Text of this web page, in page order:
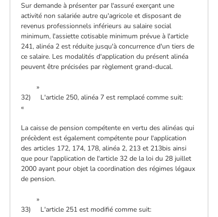
Sur demande à présenter par l'assuré exerçant une
activité non salariée autre qu'agricole et disposant de
revenus professionnels inférieurs au salaire social
minimum, l'assiette cotisable minimum prévue à l'article
241, alinéa 2 est réduite jusqu'à concurrence d'un tiers de
ce salaire. Les modalités d'application du présent alinéa
peuvent être précisées par règlement grand-ducal.
»
32) L'article 250, alinéa 7 est remplacé comme suit:
«
La caisse de pension compétente en vertu des alinéas qui
précèdent est également compétente pour l'application
des articles 172, 174, 178, alinéa 2, 213 et 213bis ainsi
que pour l'application de l'article 32 de la loi du 28 juillet
2000 ayant pour objet la coordination des régimes légaux
de pension.
»
33) L'article 251 est modifié comme suit: